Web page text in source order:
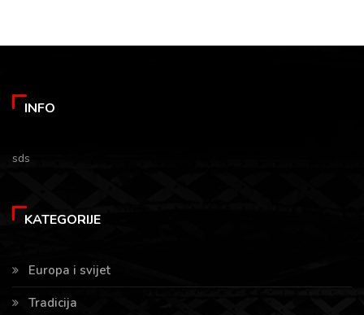
INFO
sds
KATEGORIJE
Europa i svijet
Tradicija